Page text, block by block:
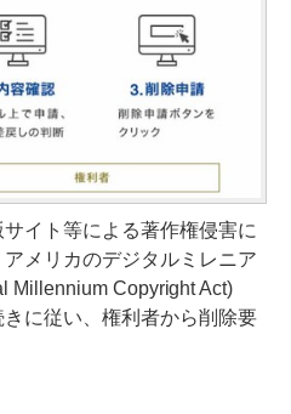
イト等による著作権侵害に
メリカのデジタルミレニア
Millennium Copyright Act)
に従い、権利者から削除要